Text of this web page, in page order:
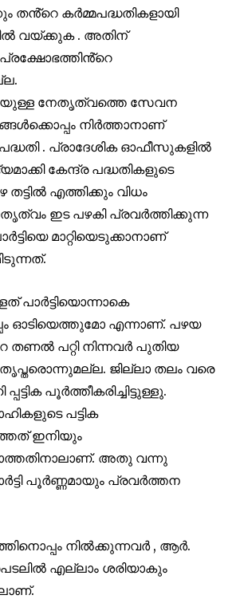
തൻ്റെ കർമ്മപദ്ധതികളായി
വയ്ക്കുക . അതിന്
നേതൃത്വത്തെ സേവന
നിർത്താനാണ്
. പ്രാദേശിക ഓഫീസുകളിൽ
കേന്ദ്ര പദ്ധതികളുടെ
എത്തിക്കും വിധം
ഇട പഴകി പ്രവർത്തിക്കുന്ന
മാറ്റിയെടുക്കാനാണ്
പാർട്ടിയൊന്നാകെ
ഓടിയെത്തുമോ എന്നാണ്. പഴയ
പറ്റി നിന്നവർ പുതിയ
ജില്ലാ തലം വരെ
പൂർത്തീകരിച്ചിട്ടുള്ളു.
പട്ടിക
ഇനിയും
അതു വന്നു
പൂർണ്ണമായും പ്രവർത്തന
നിൽക്കുന്നവർ , ആർ.
എല്ലാം ശരിയാകും